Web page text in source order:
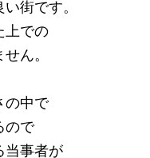
街です。
上での
ん。
の中で
ので
当事者が